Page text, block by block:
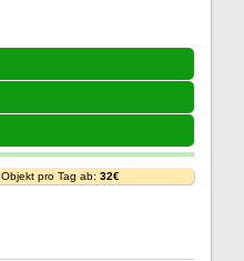
Objekt pro Tag ab: 32€